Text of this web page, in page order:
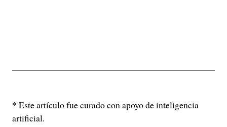
* Este artículo fue curado con apoyo de inteligencia
artificial.